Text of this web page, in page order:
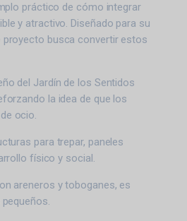
práctico de cómo integrar
y atractivo. Diseñado para su
proyecto busca convertir estos
del Jardín de los Sentidos
la idea de que los
ocio.
para trepar, paneles
físico y social.
areneros y toboganes, es